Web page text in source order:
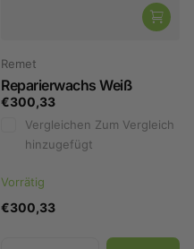
Remet
Reparierwachs Weiß
€300,33
Vergleichen Zum Vergleich
hinzugefügt
Vorrätig
€300,33